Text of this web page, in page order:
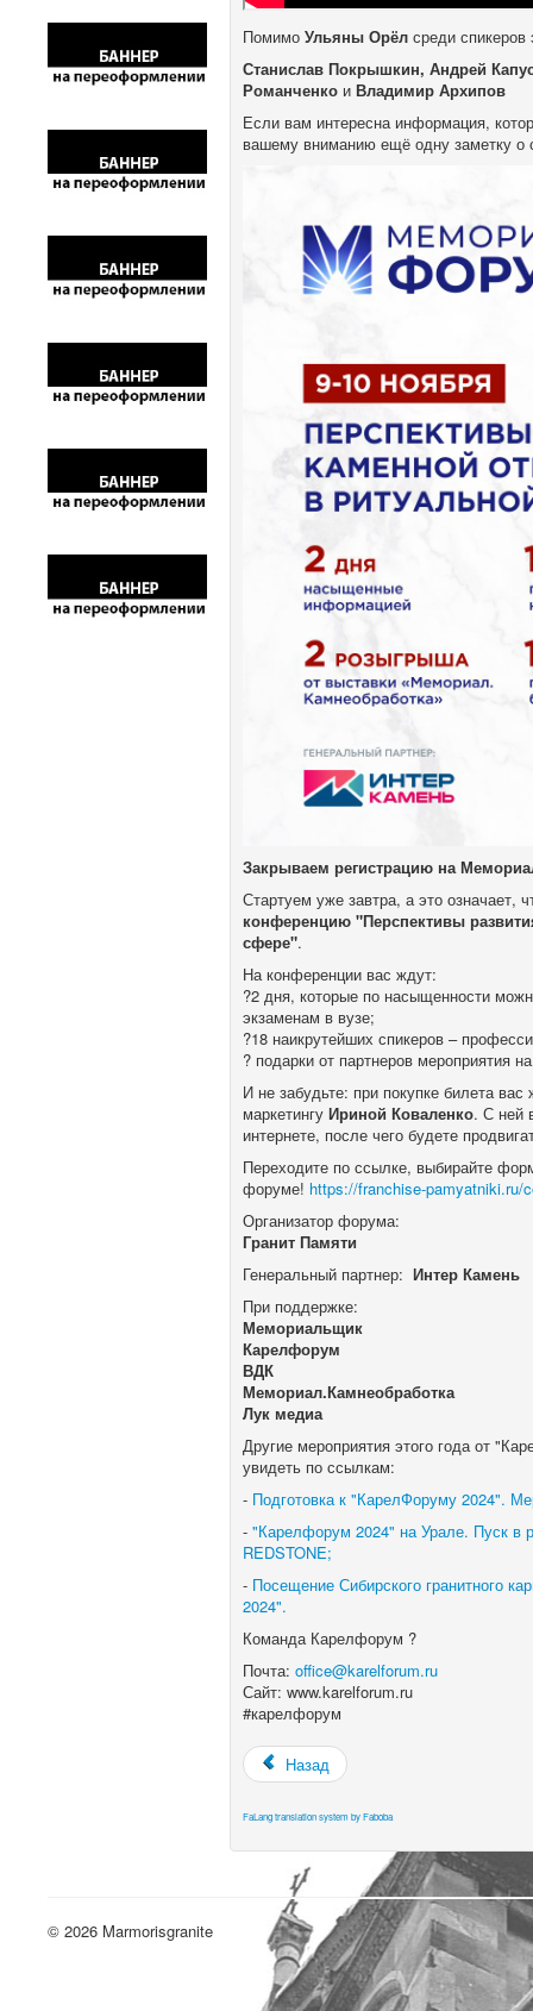
ПомимоУльяны Орёл среди
Станислав Покрышкин, Андрей
Романченко иВладимир Архипов
Если вам интересна информация,
вашему вниманию ещё одну заметку о
Закрываем регистрацию на
Стартуем уже завтра, а это означает,
конференцию "Перспективы
сфере".
На конференции вас ждут:
?2 дня, которые по насыщенности
экзаменам в вузе;
?18 наикрутейших спикеров –
? подарки от партнеров
И не забудьте: при покупке билета
маркетингуИриной Коваленко. С ней
интернете, после чего будете
Переходите по ссылке, выбирайте
форуме! https://franchise-pamyatniki.ru/
Организатор форума:
Гранит Памяти
Генеральный партнер:Интер Камень
При поддержке:
Мемориальщик
Карелфорум
ВДК
Мемориал.Камнеобработка
Лук медиа
Другие мероприятия этого года от
увидеть по ссылкам:
- Подготовка к "КарелФоруму 2024".
-"Карелфорум 2024" на Урале. Пуск в
REDSTONE;
- Посещение Сибирского гранитного
2024".
Команда Карелфорум ?
Почта:office@karelforum.ru
Сайт: www.karelforum.ru
#карелфорум
Назад
FaLang translation system by Faboba
© 2026 Marmorisgranite